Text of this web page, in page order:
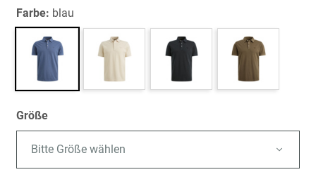
Farbe: blau
Größe
Bitte Größe wählen